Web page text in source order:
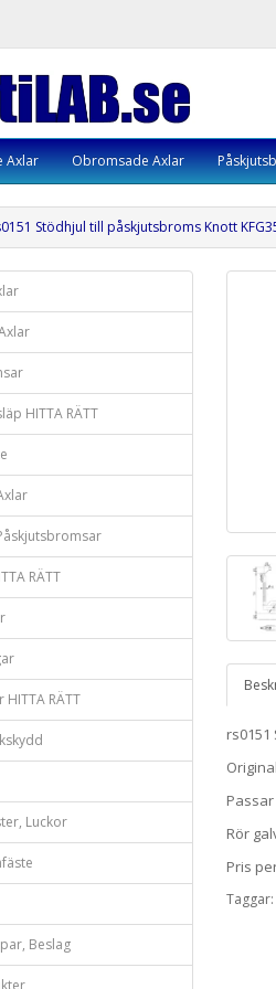
Axlar Obromsade Axlar
Stödhjul till påskjutsbroms Knott
HITTA RÄTT
RÄTT
RÄTT
Luckor
Beslag
rs0151
Rör
Pris
Taggar: